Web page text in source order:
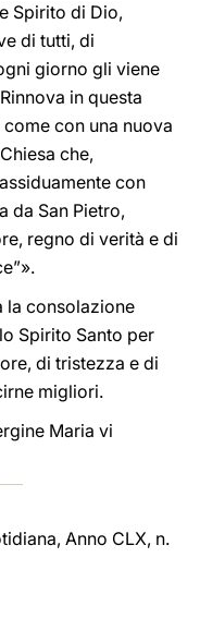
Spirito di Dio,
di tutti, di
giorno gli viene
in questa
con una nuova
che,
con
da San Pietro,
regno di verità e di
la consolazione
Spirito Santo per
di tristezza e di
migliori.
Maria vi
Anno CLX, n.